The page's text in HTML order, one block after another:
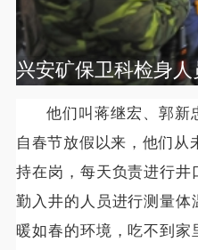
他们叫蒋继宏、郭新
自春节放假以来，他们
持在岗，每天负责进行井
勤入井的人员进行测量体
暖如春的环境，吃不到家